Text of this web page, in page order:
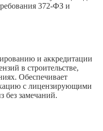
372-ФЗ и
и аккредитации
в строительстве,
Обеспечивает
с лицензирующими
без замечаний.